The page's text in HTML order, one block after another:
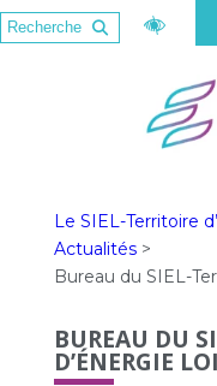
Le SIEL-Territoire
Actualités >
Bureau du SIEL-
BUREAU DU
D’ÉNERGIE